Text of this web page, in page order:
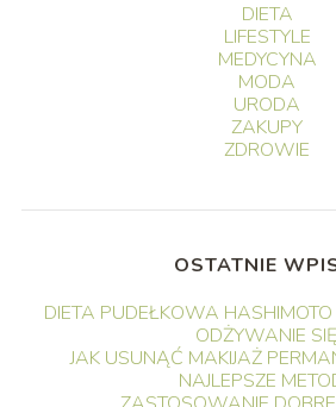
DIETA
LIFESTYLE
MEDYCYNA
MODA
URODA
ZAKUPY
ZDROWIE
OSTATNIE
DIETA PUDEŁKOWA
ODŻYWANIE SIĘ
JAK USUNĄĆ MAKIJAŻ
NAJLEPSZE